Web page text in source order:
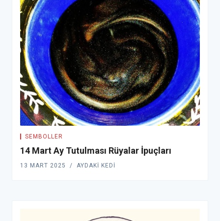
SEMBOLLER
14 Mart Ay Tutulması Rüyalar İpuçları
13 MART 2025 AYDAKI KEDI